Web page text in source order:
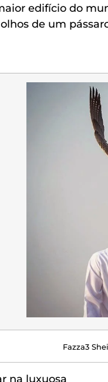
edifício do
de um
Fazza3
na luxuosa